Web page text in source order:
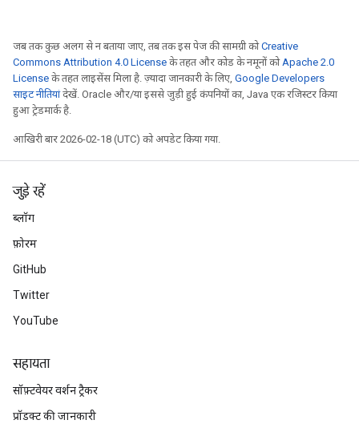
जब तक कुछ अलग से न बताया जाए, तब तक इस पेज की सामग्री कोCreative
Commons Attribution 4.0 License के तहत और कोड के नमूनों कोApache 2.0
License के तहत लाइसेंस मिला है. ज़्यादा जानकारी के लिए, Google Developers
साइट नीतियांदेखें. Oracle और/या इससे जुड़ी हुई कंपनियों का, Java एक रजिस्टर किया
हुआ ट्रेडमार्क है.
आखिरी बार 2026-02-18 (UTC) को अपडेट किया गया.
जुड़े रहें
ब्लॉग
फ़ोरम
GitHub
Twitter
YouTube
सहायता
सॉफ़्टवेयर वर्शन ट्रैकर
प्रॉडक्ट की जानकारी